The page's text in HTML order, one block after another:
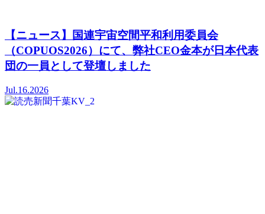
【ニュース】国連宇宙空間平和利用委員会
（COPUOS2026）にて、弊社CEO金本が日本代表
団の一員として登壇しました
Jul.16.2026